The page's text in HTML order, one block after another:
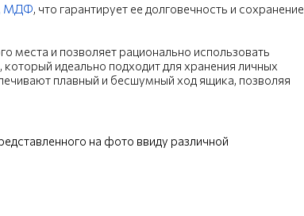
МДФ, что гарантирует ее долговечность и сохранение
места и позволяет рационально использовать
идеально подходит для хранения личных
плавный и бесшумный ход ящика, позволяя
на фото ввиду различной